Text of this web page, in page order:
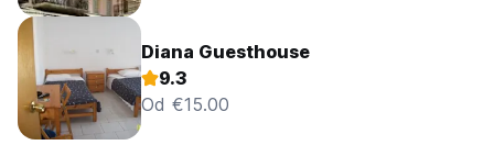
Diana Guesthouse
9.3
Od €15.00